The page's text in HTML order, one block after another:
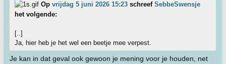
Op vrijdag 5 juni 2026 15:23 schreef SebbeSwensje
het volgende:
[..]
Ja, hier heb je het wel een beetje mee verpest.
Je kan in dat geval ook gewoon je mening voor je houden, net